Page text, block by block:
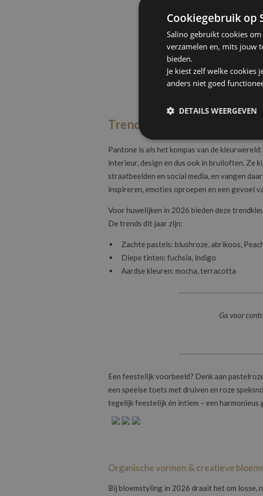
Nog
Trendkleuren voor
Pantone is als het kompas van de
interieur, design en dus ook in bruiloften. Ze
straatbeelden en social media, en vangen
inspireren, emoties oproepen en een gevoel
Voor huwelijken in 2026 bieden deze
De trends dit jaar zijn:
Zachte pastels: blushroze, abrikoos,
Diepe tinten: fuchsia, indigo
Aardse kleuren: mocha, terracotta
Ga voor
Een feestelijk voorbeeld? Denk aan
een speelse toets met druiven en roze
tegelijk feestelijk én intiem – een
Organische vormen & creatieve
Bij bloemstyling in 2026 draait het om losse,
Cookiegebruik op
Salino gebruikt cookies
verzamelen en, mits jouw
bieden.
Je kiest zelf welke
anders niet goed
DETAILS WEERGEVEN